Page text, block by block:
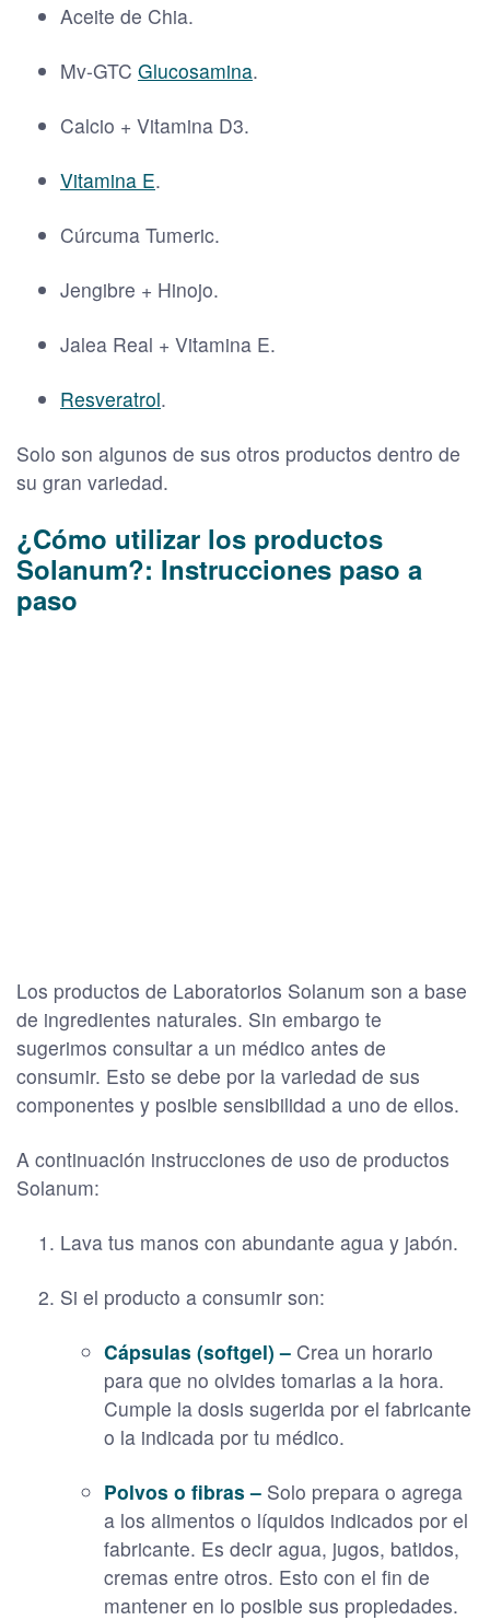
Aceite de Chia.
Mv-GTC Glucosamina.
Calcio + Vitamina D3.
Vitamina E.
Cúrcuma Tumeric.
Jengibre + Hinojo.
Jalea Real + Vitamina E.
Resveratrol.
Solo son algunos de sus otros productos dentro de
su gran variedad.
¿Cómo utilizar los productos
Solanum?: Instrucciones paso a
paso
Los productos de Laboratorios Solanum son a base
de ingredientes naturales. Sin embargo te
sugerimos consultar a un médico antes de
consumir. Esto se debe por la variedad de sus
componentes y posible sensibilidad a uno de ellos.
A continuación instrucciones de uso de productos
Solanum:
Lava tus manos con abundante agua y jabón.
Si el producto a consumir son:
Cápsulas (softgel) – Crea un horario
para que no olvides tomarlas a la hora.
Cumple la dosis sugerida por el fabricante
o la indicada por tu médico.
Polvos o fibras – Solo prepara o agrega
a los alimentos o líquidos indicados por el
fabricante. Es decir agua, jugos, batidos,
cremas entre otros. Esto con el fin de
mantener en lo posible sus propiedades.